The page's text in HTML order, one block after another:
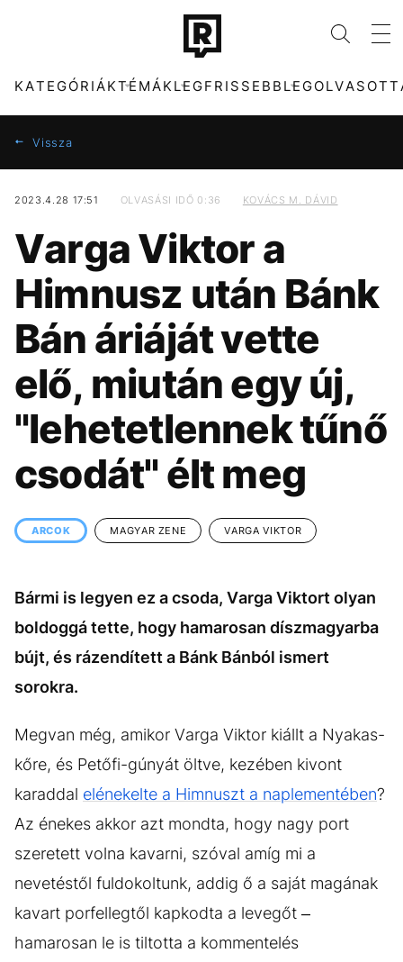
KATEGÓRIÁKTÉMÁKLEGFRISSEBB
ZENE DIVAT
KULTÚRA ENTR
FILM + SOROZAT TECH-TUDOMÁNY
SPORT TÁRSADALOM
KÖZÉLET UTAZÁS
ÉLETMÓD DESIGN
BESZÉLGETÉSEK ARCOK
VIDEÓ TÖRTÉNETEK
FIDESZ MAJKA
SZIGET FESZTIVÁL ENERGIAVÁLSÁG
ARIANA GRANDE KONCERT
HALÁL SEBESTYÉN BALÁZS
Vissza
2023.4.28 17:51 OLVASÁSI IDŐ 0:36 KOVÁCS M. DÁVID
Varga Viktor a
Himnusz után Bánk
Bán áriáját vette
elő, miután egy új,
"lehetetlennek tűnő
csodát" élt meg
ARCOK MAGYAR ZENE VARGA VIKTOR
Bármi is legyen ez a csoda, Varga Viktort olyan
boldoggá tette, hogy hamarosan díszmagyarba
bújt, és rázendített a Bánk Bánból ismert
sorokra.
Megvan még, amikor Varga Viktor kiállt a Nyakas-
kőre, és Petőfi-gúnyát öltve, kezében kivont
karaddal elénekelte a Himnuszt a naplementében?
Az énekes akkor azt mondta, hogy nagy port
szeretett volna kavarni, szóval amíg mi a
nevetéstől fuldokoltunk, addig ő a saját magának
kavart porfellegtől kapkodta a levegőt –
hamarosan le is tiltotta a kommentelés